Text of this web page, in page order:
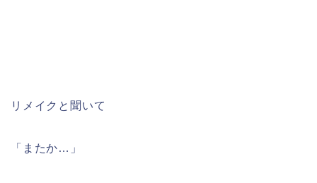
リメイクと聞いて
「またか…」